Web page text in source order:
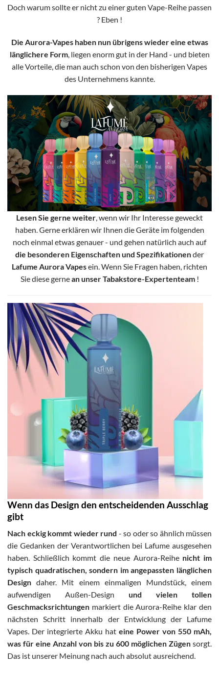
Doch warum sollte er nicht zu einer guten Vape-Reihe passen
? Eben !
Die Aurora-Vapes haben nun übrigens wieder eine etwas
länglichere Form, liegen enorm gut in der Hand - und bieten
alle Vorteile, die man auch schon von den bisherigen Vapes
des Unternehmens kannte.
Lesen Sie gerne weiter , wenn wir Ihr Interesse geweckt
haben. Gerne erklären wir Ihnen die Geräte im folgenden
noch einmal etwas genauer - und gehen natürlich auch auf
die besonderen Eigenschaften und Spezifikationender
Lafume Aurora Vapesein. Wenn Sie Fragen haben, richten
Sie diese gernean unser Tabakstore-Expertenteam!
Wenn das Design den entscheidenden Ausschlag
gibt
Nach eckig kommt wieder rund - so oder so ähnlich müssen
die Gedanken der Verantwortlichen bei Lafume ausgesehen
haben. Schließlich kommt die neue Aurora-Reihe nicht im
typisch quadratischen, sondern im angepassten länglichen
Design daher. Mit einem einmaligen Mundstück, einem
aufwendigen Außen-Design und vielen tollen
Geschmacksrichtungen markiert die Aurora-Reihe klar den
nächsten Schritt innerhalb der Entwicklung der Lafume
Vapes. Der integrierte Akku hat eine Power von 550 mAh,
was für eine Anzahl von bis zu 600 möglichen Zügen sorgt.
Das ist unserer Meinung nach auch absolut ausreichend.